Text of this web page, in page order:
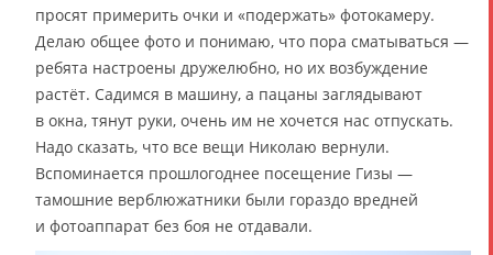
просят примерить очки и «подержать» фотокамеру.
Делаю общее фото и понимаю, что пора сматываться —
ребята настроены дружелюбно, но их возбуждение
растёт. Садимся в машину, а пацаны заглядывают
в окна, тянут руки, очень им не хочется нас отпускать.
Надо сказать, что все вещи Николаю вернули.
Вспоминается прошлогоднее посещение Гизы —
тамошние верблюжатники были гораздо вредней
и фотоаппарат без боя не отдавали.